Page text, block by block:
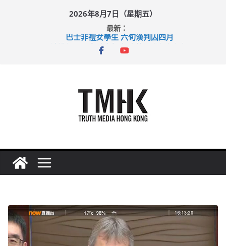
2026年8月7日（星期五）
最新：
巴士非禮女學生 六旬漢判囚四月
涉造假公屋富戶申報表 倉管員准保釋候訊